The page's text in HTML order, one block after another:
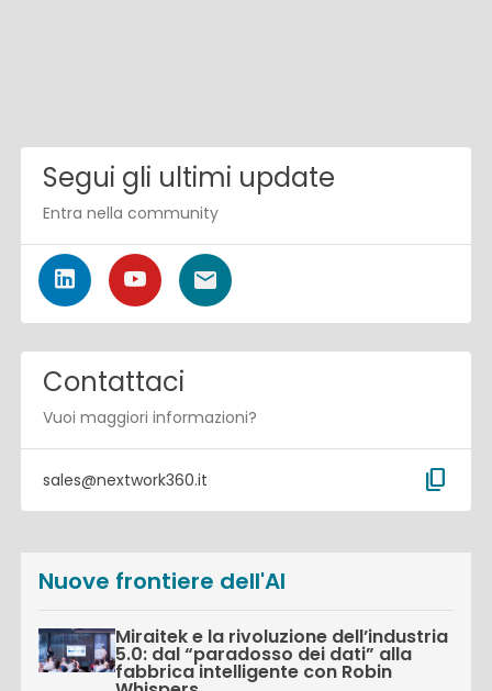
Segui gli ultimi update
Entra nella community
Contattaci
Vuoi maggiori informazioni?
sales@nextwork360.it content_copy
Nuove frontiere dell'AI
Miraitek e la rivoluzione dell’industria
5.0: dal “paradosso dei dati” alla
fabbrica intelligente con Robin